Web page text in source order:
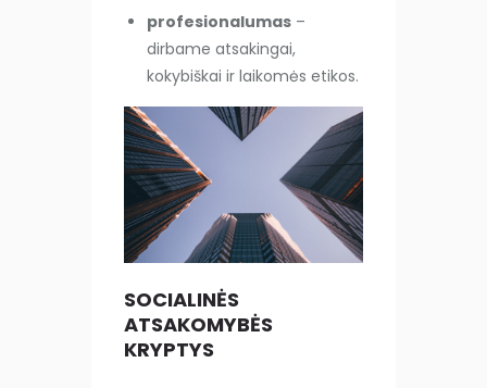
profesionalumas –
dirbame atsakingai,
kokybiškai ir laikomės etikos.
SOCIALINĖS
ATSAKOMYBĖS
KRYPTYS